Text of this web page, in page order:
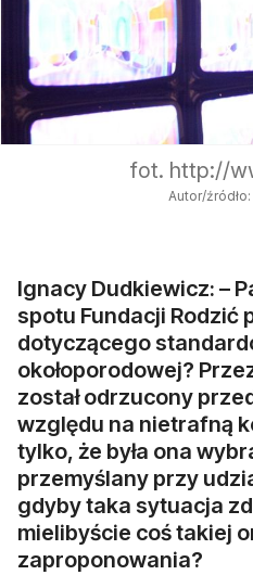
fot. http://
Autor/
Ignacy Dudkiewicz: –
spotu Fundacji Rodzić
dotyczącego
okołoporodowej?
został odrzucony
względu na nietrafną
tylko, że była ona
przemyślany przy
gdyby taka sytuacja
mielibyście coś takiej
zaproponowania?